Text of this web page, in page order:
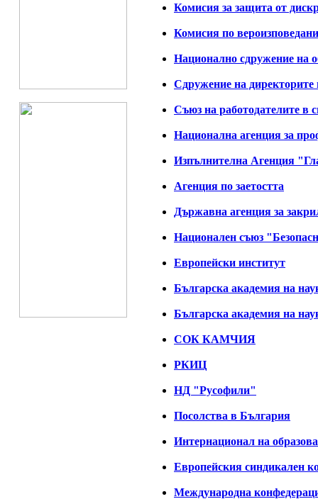
Комисия за защита от
Комисия по
Национално сдружение на
Сдружение на директорите
Съюз на работодателите в
Национална агенция за
Изпълнителна Агенция
Агенция по заетостта
Държавна агенция за
Национален съюз
Европейски институт
Българска академия на
Българска академия на
СОК КАМЧИЯ
РКИЦ
НД "Русофили"
Посолства в България
Интернационал на
Европейския синдикален
Международна